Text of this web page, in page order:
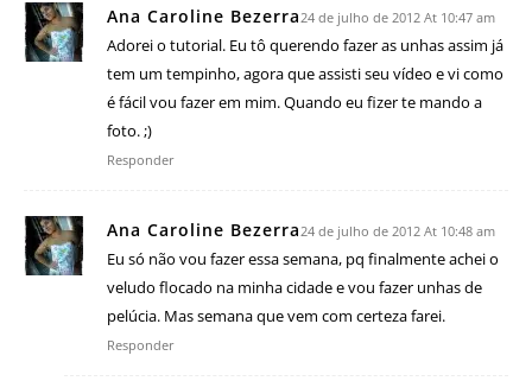
Ana Caroline Bezerra 24 de julho de 2012 At 10:47 am
Adorei o tutorial. Eu tô querendo fazer as unhas assim já
tem um tempinho, agora que assisti seu vídeo e vi como
é fácil vou fazer em mim. Quando eu fizer te mando a
foto. ;)
Responder
Ana Caroline Bezerra 24 de julho de 2012 At 10:48 am
Eu só não vou fazer essa semana, pq finalmente achei o
veludo flocado na minha cidade e vou fazer unhas de
pelúcia. Mas semana que vem com certeza farei.
Responder